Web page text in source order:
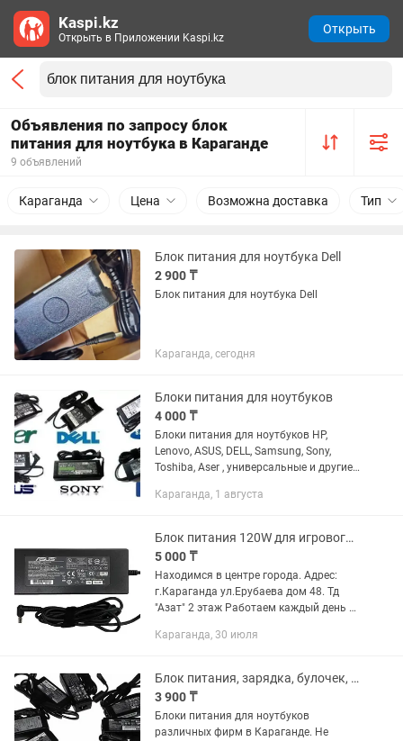
Объявления по запросу блок
питания для ноутбука в Караганде
9 объявлений
Караганда Цена Возможна доставка Тип
Блок питания для ноутбука Dell
2 900 ₸
Блок питания для ноутбука Dell
Караганда, сегодня
Блоки питания для ноутбуков
4 000 ₸
Блоки питания для ноутбуков HP,
Lenovo, ASUS, DELL, Samsung, Sony,
Toshiba, Aser , универсальные и другие.
1 этаж левое крыло Вход напротив
Караганда, 1 августа
Блок питания 120W для игрового ноутбука Asus
5 000 ₸
Находимся в центре города. Адрес:
г.Караганда ул.Ерубаева дом 48. Тд
"Азат" 2 этаж Работаем каждый день с
19 Макс. выходной ток, А 6.32
Караганда, 30 июля
Блок питания, зарядка, булочек, адаптер, зарядное устройство для ноутбука
3 900 ₸
Блоки питания для ноутбуков
различных фирм в Караганде. Не
Kaspi.kz
Открыть в Приложении Kaspi.kz
Открыть